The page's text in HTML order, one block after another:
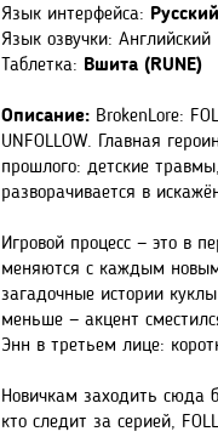
Язык интерфейса:
Язык озвучки: Английский
Таблетка: Вшита (RUNE)
Описание: BrokenLore:
UNFOLLOW. Главная
прошлого: детские
разворачивается в
Игровой процесс — это в
меняются с каждым новым
загадочные истории
меньше — акцент
Энн в третьем лице:
Новичкам заходить сюда
кто следит за серией,